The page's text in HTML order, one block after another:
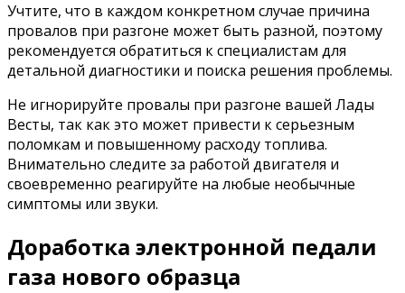
Учтите, что в каждом конкретном случае причина
провалов при разгоне может быть разной, поэтому
рекомендуется обратиться к специалистам для
детальной диагностики и поиска решения проблемы.
Не игнорируйте провалы при разгоне вашей Лады
Весты, так как это может привести к серьезным
поломкам и повышенному расходу топлива.
Внимательно следите за работой двигателя и
своевременно реагируйте на любые необычные
симптомы или звуки.
Доработка электронной педали
газа нового образца